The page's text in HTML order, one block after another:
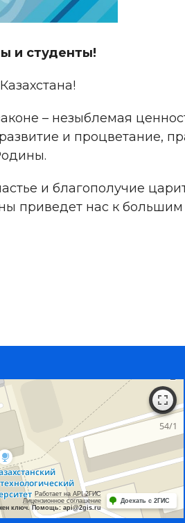
и студенты!
– незыблемая
и процветание,
и благополучие
приведет нас к большим
Работает на API 2ГИС
Лицензионное соглашение
ключ. Помощь: api@2gis.ru
Доехать с 2ГИС